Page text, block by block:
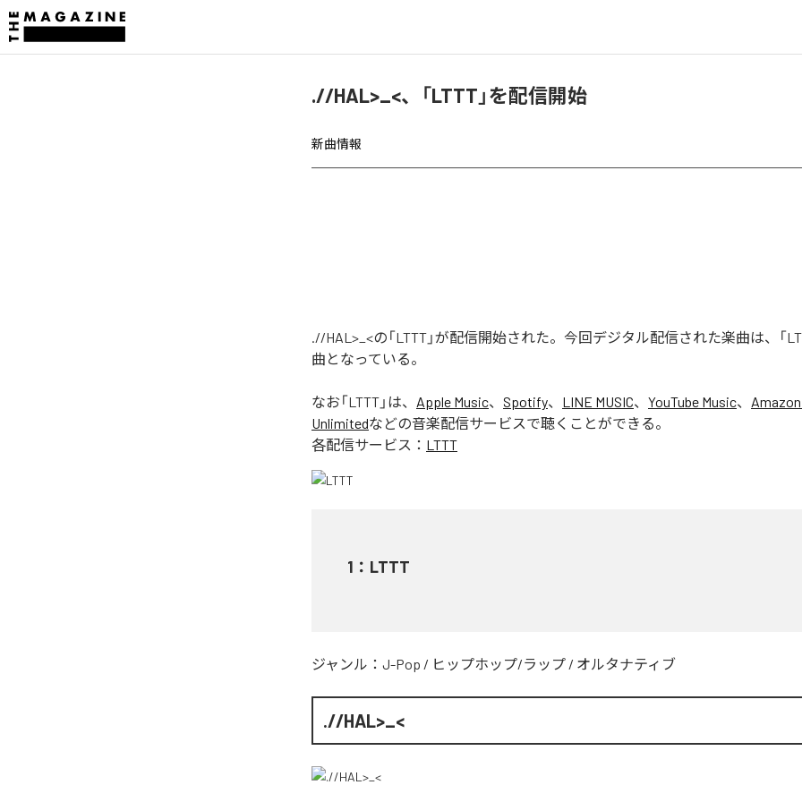
.//HAL>_<、「LTTT」を配信開始
新曲情報
.//HAL>_<の「LTTT」が配信開始された。今回デジタル配信された楽曲は、「
曲となっている。
なお「LTTT 」は、 Apple Music、 Spotify、 LINE MUSIC、 YouTube Music、
Unlimitedなどの音楽配信サービスで聴くことができる。
各配信サービス： LTTT
1 ： LTTT
ジャンル： J-Pop / ヒップホップ/ラップ / オルタナティブ
.//HAL>_<